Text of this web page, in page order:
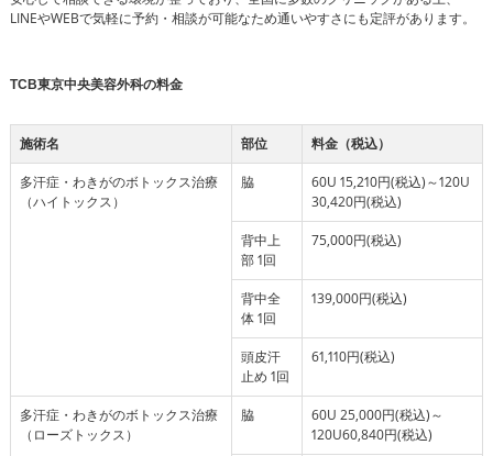
LINEやWEBで気軽に予約・相談が可能なため通いやすさにも定評があります。
TCB東京中央美容外科の料金
施術名 部位 料金（税込）
多汗症・わきがのボトックス治療
（ハイトックス）
脇
60U 15,210円(税込)～120U
30,420円(税込)
背中上
部 1回
75,000円(税込)
背中全
体 1回
139,000円(税込)
頭皮汗
止め 1回
61,110円(税込)
多汗症・わきがのボトックス治療
（ローズトックス）
脇
60U 25,000円(税込)～
120U60,840円(税込)